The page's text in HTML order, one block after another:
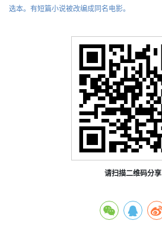
选本。有短篇小说被改编成同名电影。
请扫描二维码分享